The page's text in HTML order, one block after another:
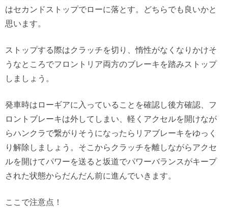
はセカンドストップでローに落とす。どちらでも良いかと
思います。
ストップする際はクラッチを切り、惰性がなくなりかけそ
うなところでフロントリア両方のブレーキを踏みストップ
しましょう。
発車時はローギアに入っていることを確認し後方確認、フ
ロントブレーキは外してしまい、軽くアクセルを開けなが
らハンクラで繋がりそうになったらリアブレーキをゆっく
り解除しましょう。そこからクラッチを離しながらアクセ
ルを開けてパワーを送ると坂道でパワーバランスがキープ
された状態からだんだん前に進んでいきます。
ここで注意点！